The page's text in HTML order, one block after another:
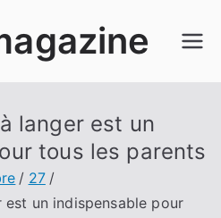
langer est un
tous les parents
27
un indispensable pour